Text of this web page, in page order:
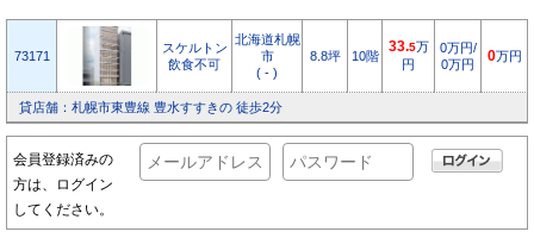
73171
スケルトン
飲食不可
北海道札幌
市
( - )
8.8坪 10階
33.5万
円
0万円/
0万円
0万円
貸店舗：札幌市東豊線 豊水すすきの 徒歩2分
会員登録済みの
方は、ログイン
してください。